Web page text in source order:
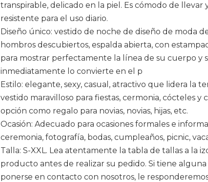
transpirable, delicado en la piel. Es cómodo de
resistente para el uso diario.
Diseño único: vestido de noche de diseño de moda
hombros descubiertos, espalda abierta, con
para mostrar perfectamente la línea de su cuerpo y
inmediatamente lo convierte en el p
Estilo: elegante, sexy, casual, atractivo que lidera la
vestido maravilloso para fiestas, cermonia, cócteles y
opción como regalo para novias, novias, hijas, etc.
Ocasión: Adecuado para ocasiones formales e
ceremonia, fotografía, bodas, cumpleaños, picnic,
Talla: S-XXL. Lea atentamente la tabla de tallas a la
producto antes de realizar su pedido. Si tiene
ponerse en contacto con nosotros, le